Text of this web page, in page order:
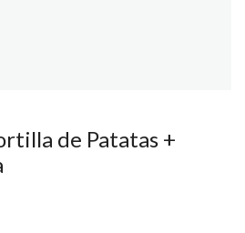
de Patatas +